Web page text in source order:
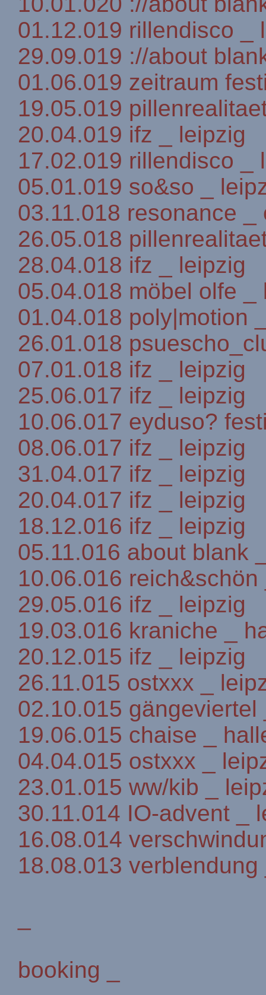
01.12.019 rillendisco _
29.09.019 ://about
01.06.019 zeitraum
19.05.019
20.04.019 ifz _ leipzig
17.02.019 rillendisco _
05.01.019 so&so _
03.11.018 resonance _
26.05.018
28.04.018 ifz _ leipzig
05.04.018 möbel olfe _
01.04.018 poly|motion
26.01.018
07.01.018 ifz _ leipzig
25.06.017 ifz _ leipzig
10.06.017 eyduso?
08.06.017 ifz _ leipzig
31.04.017 ifz _ leipzig
20.04.017 ifz _ leipzig
18.12.016 ifz _ leipzig
05.11.016 about blank
10.06.016 reich&schön
29.05.016 ifz _ leipzig
19.03.016 kraniche _
20.12.015 ifz _ leipzig
26.11.015 ostxxx _
02.10.015 gängeviertel
19.06.015 chaise _
04.04.015 ostxxx _
23.01.015 ww/kib _
30.11.014 IO-advent _
16.08.014
18.08.013
booking _